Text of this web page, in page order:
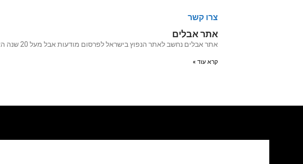
צרו קשר
אתר אבלים
אתר אבלים נחשב לאתר הנפוץ בישראל לפרסום מודעות אבל מעל 20 שנה האתר עבר לאחרונה שדרוג מערכות על מנת שכל
קרא עוד »